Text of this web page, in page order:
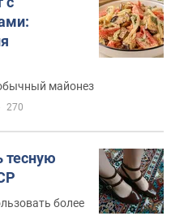
майонез
270
тесную
более